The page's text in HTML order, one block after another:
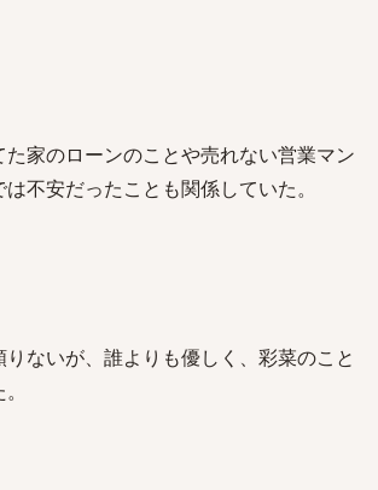
家のローンのことや売れない営業マン
不安だったことも関係していた。
ないが、誰よりも優しく、彩菜のこと